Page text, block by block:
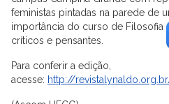
feministas pintadas na parede de
importância do curso de Filosofia
críticos e pensantes.
Para conferir a edição,
acesse: http://